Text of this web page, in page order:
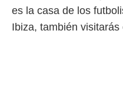
medir el
la
el
es la casa de los
Ibiza, también visitarás